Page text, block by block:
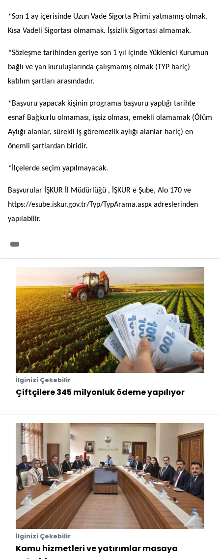
*Son 1 ay içerisinde Uzun Vade Sigorta Primi yatmamış olmak.
Kısa Vadeli Sigortası olmamak. İşsizlik Sigortası almamak.
*Sözleşme tarihinden geriye son 1 yıl içinde Yüklenici Kurumun
bağlı ve yan kuruluşlarında çalışmamış olmak (TYP hariç)
katılım şartları arasındadır.
*Başvuru yapacak kişinin programa başvuru yaptığı tarihte
esnaf Bağkurlu olmaması, işsiz olması, emekli olamamak (Ölüm
Aylığı alanlar, sürekli iş göremezlik aylığı alanlar hariç) en
önemli şartlardan biridir.
*İlçelerde seçim yapılmayacak.
Başvurular İŞKUR İl Müdürlüğü , İŞKUR e Şube, Alo 170 ve
https://esube.iskur.gov.tr/Typ/TypArama.aspx adreslerinden
yapılabilir.
İlginizi Çekebilir
Çiftçilere 345 milyonluk ödeme yapılıyor
İlginizi Çekebilir
Kamu hizmetleri ve yatırımlar masaya